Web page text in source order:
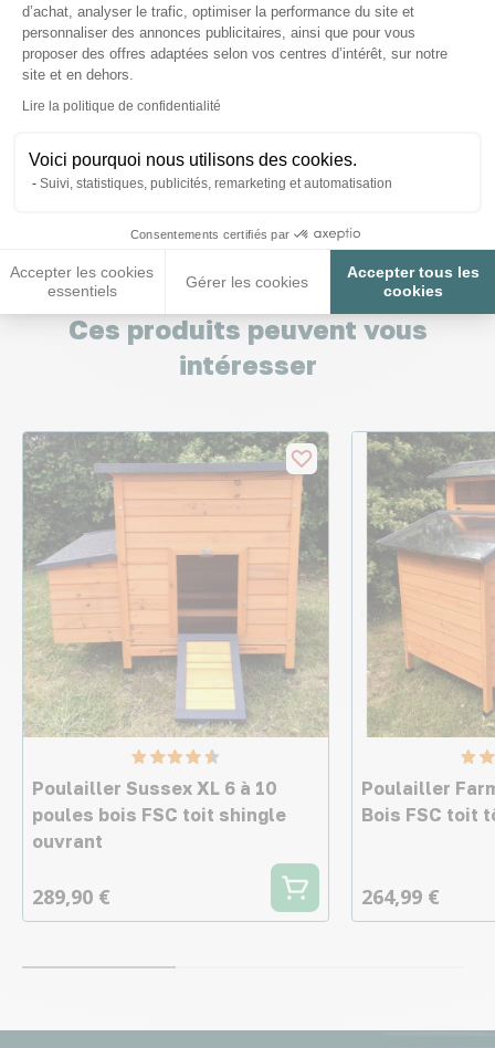
d’achat, analyser le trafic, optimiser la performance du site et
personnaliser des annonces publicitaires, ainsi que pour vous
proposer des offres adaptées selon vos centres d’intérêt, sur notre
site et en dehors.
Lire la politique de confidentialité
Voici pourquoi nous utilisons des cookies.
Suivi, statistiques, publicités, remarketing et automatisation
Consentements certifiés par
Accepter les cookies
essentiels
Gérer les cookies
Accepter tous les
cookies
Axeptio consent
Peut on adapté un portier électronique dessus
?
Posez-nous vos questions
Ces produits peuvent vous
intéresser
Poulailler Sussex XL 6 à 10
poules bois FSC toit shingle
ouvrant
289,90 €
Poulailler
Bois FSC toit
264,99 €